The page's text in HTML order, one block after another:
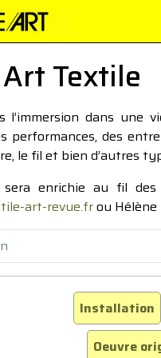
Textile
l’immersion dans
performances, des
le fil et bien d’autres
enrichie au fil des
art-revue.frou Hélène
Installation
Oeuvre